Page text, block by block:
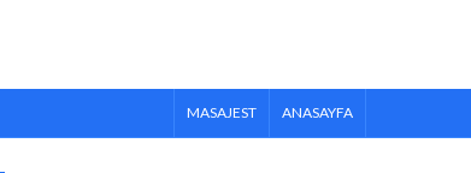
MASAJEST ANASAYFA